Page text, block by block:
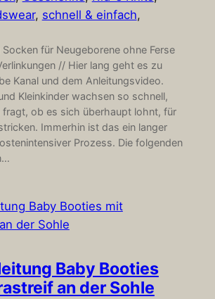
, schnell & einfach
für Neugeborene ohne Ferse
// Hier lang geht es zu
Kanal und dem Anleitungsvideo.
Kleinkinder wachsen so schnell,
fragt, ob es sich überhaupt lohnt, für
Immerhin ist das ein langer
Prozess. Die folgenden
Baby Booties
an der Sohle